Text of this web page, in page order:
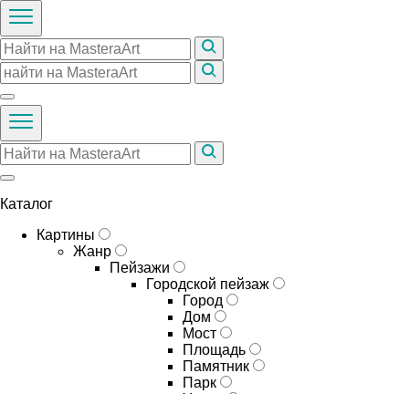
Каталог
Картины
Жанр
Пейзажи
Городской пейзаж
Город
Дом
Мост
Площадь
Памятник
Парк